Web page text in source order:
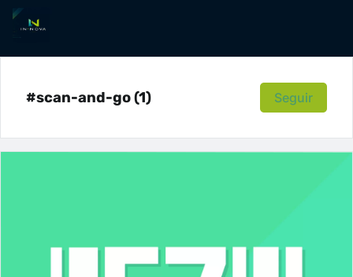
#scan-and-go (1) Seguir